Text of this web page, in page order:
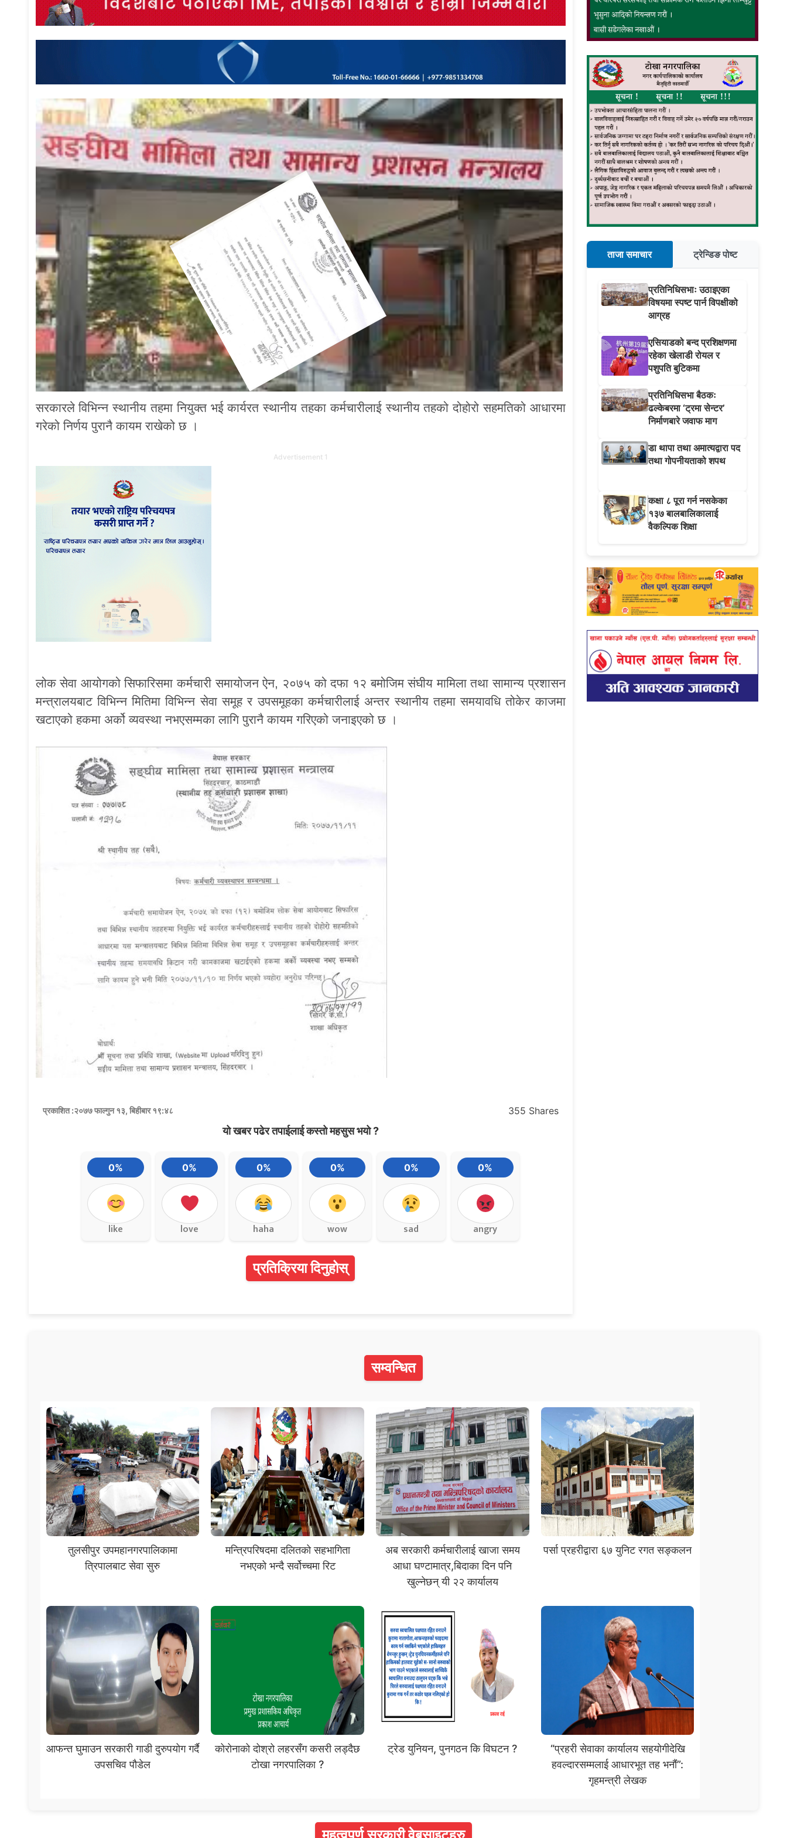
सरकारले विभिन्न स्थानीय तहमा नियुक्त भई कार्यरत स्थानीय तहका कर्मचारीलाई स्थानीय तहको दोहोरो सहमतिको आधारमा
गरेको निर्णय पुरानै कायम राखेको छ ।
Advertisement 1
लोक सेवा आयोगको सिफारिसमा कर्मचारी समायोजन ऐन, २०७५ को दफा १२ बमोजिम संघीय मामिला तथा सामान्य प्रशासन
मन्त्रालयबाट विभिन्न मितिमा विभिन्न सेवा समूह र उपसमूहका कर्मचारीलाई अन्तर स्थानीय तहमा समयावधि तोकेर काजमा
खटाएको हकमा अर्को व्यवस्था नभएसम्मका लागि पुरानै कायम गरिएको जनाइएको छ ।
प्रकाशित :२०७७ फाल्गुन १३, बिहीबार १९:४८ 355 Shares
यो खबर पढेर तपाईलाई कस्तो महसुस भयो ?
0%
like
0%
love
0%
haha
0%
wow
0%
sad
0%
angry
प्रतिक्रिया दिनुहोस्
ताजा समाचार ट्रेन्डिङ पोष्ट
प्रतिनिधिसभाः उठाइएका
विषयमा स्पष्ट पार्न विपक्षीको
आग्रह
एसियाडको बन्द प्रशिक्षणमा
रहेका खेलाडी रोयल र
पशुपति बुटिकमा
प्रतिनिधिसभा बैठकः
ढल्केबरमा ‘ट्रमा सेन्टर’
निर्माणबारे जवाफ माग
डा थापा तथा अमात्यद्वारा पद
तथा गोपनीयताको शपथ
कक्षा ८ पूरा गर्न नसकेका
१३७ बालबालिकालाई
वैकल्पिक शिक्षा
सम्वन्धित
तुलसीपुर उपमहानगरपालिकामा
त्रिपालबाट सेवा सुरु
मन्त्रिपरिषदमा दलितको सहभागिता
नभएको भन्दै सर्वोच्चमा रिट
अब सरकारी कर्मचारीलाई खाजा समय
आधा घण्टामात्र,बिदाका दिन पनि
खुल्नेछन् यी २२ कार्यालय
पर्सा प्रहरीद्वारा ६७ युनिट रगत सङ्कलन
आफन्त घुमाउन सरकारी गाडी दुरुपयोग गर्दै
उपसचिव पौडेल
कोरोनाको दोश्रो लहरसँग कसरी लड्दैछ
टोखा नगरपालिका ?
ट्रेड युनियन, पुनगठन कि विघटन ?
“प्रहरी सेवाका कार्यालय सहयोगीदेखि
हवल्दारसम्मलाई आधारभूत तह भनौंं”:
गृहमन्त्री लेखक
महत्वपूर्ण सरकारी वेबसाइटहरु